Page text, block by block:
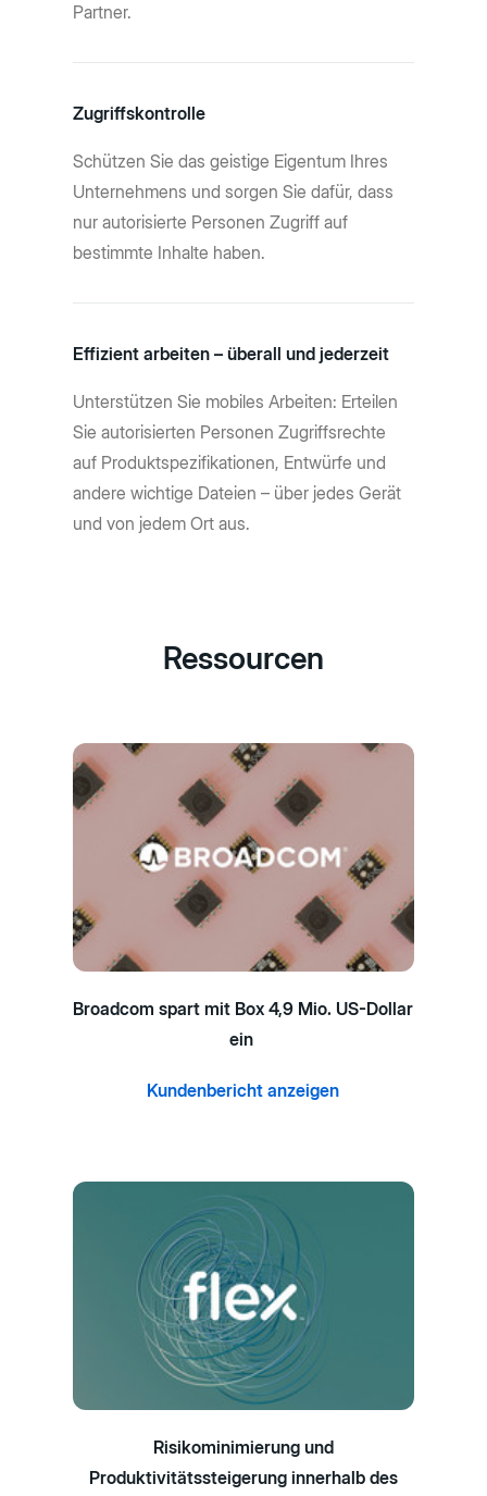
Partner.
Zugriffskontrolle
Schützen Sie das geistige Eigentum Ihres
Unternehmens und sorgen Sie dafür, dass
nur autorisierte Personen Zugriff auf
bestimmte Inhalte haben.
Effizient arbeiten – überall und jederzeit
Unterstützen Sie mobiles Arbeiten: Erteilen
Sie autorisierten Personen Zugriffsrechte
auf Produktspezifikationen, Entwürfe und
andere wichtige Dateien – über jedes Gerät
und von jedem Ort aus.
Ressourcen
Broadcom spart mit Box 4,9 Mio. US-Dollar
ein
Kundenbericht anzeigen
Risikominimierung und
Produktivitätssteigerung innerhalb des